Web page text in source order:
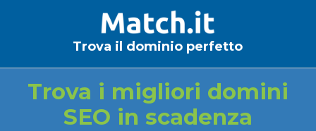
Trova il dominio perfetto
Trova i migliori domini
SEO in scadenza